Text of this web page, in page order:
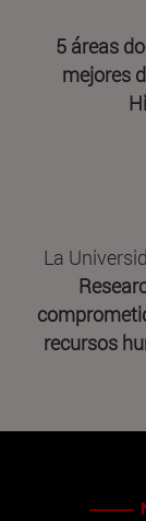
5 áreas
mejores
La
recursos